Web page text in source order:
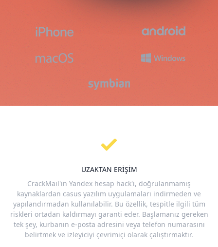
UZAKTAN ERIŞIM
CrackMail'in Yandex hesap hack'i, doğrulanmamış
kaynaklardan casus yazılım uygulamaları indirmeden ve
yapılandırmadan kullanılabilir. Bu özellik, tespitle ilgili tüm
riskleri ortadan kaldırmayı garanti eder. Başlamanız gereken
tek şey, kurbanın e-posta adresini veya telefon numarasını
belirtmek ve izleyiciyi çevrimiçi olarak çalıştırmaktır.